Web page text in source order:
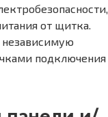
от щитка.
независимую
подключения